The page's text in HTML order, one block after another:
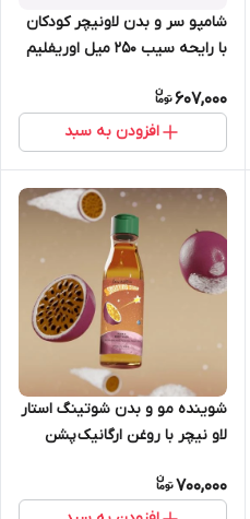
شامپو سر و بدن لاونیچر کودکان
با رایحه سیب 250 میل اوریفلیم
607,000
افزودن به سبد
شوینده مو و بدن شوتینگ استار
لاو نیچر با روغن ارگانیک پشن
700,000